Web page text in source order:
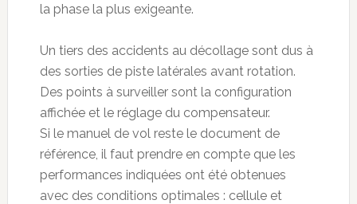
la phase la plus exigeante.
Un tiers des accidents au décollage sont dus à
des sorties de piste latérales avant rotation.
Des points à surveiller sont la configuration
affichée et le réglage du compensateur.
Si le manuel de vol reste le document de
référence, il faut prendre en compte que les
performances indiquées ont été obtenues
avec des conditions optimales : cellule et